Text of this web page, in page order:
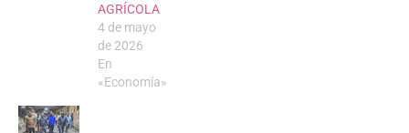
AGRÍCOLA
4 de mayo
de 2026
En
«Economía»